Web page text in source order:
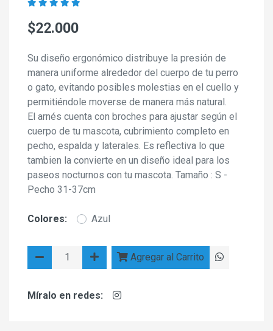
$22.000
Su diseño ergonómico distribuye la presión de
manera uniforme alrededor del cuerpo de tu perro
o gato, evitando posibles molestias en el cuello y
permitiéndole moverse de manera más natural.
El arnés cuenta con broches para ajustar según el
cuerpo de tu mascota, cubrimiento completo en
pecho, espalda y laterales. Es reflectiva lo que
tambien la convierte en un diseño ideal para los
paseos nocturnos con tu mascota. Tamaño : S -
Pecho 31-37cm
Colores: Azul
Agregar al Carrito
Míralo en redes: